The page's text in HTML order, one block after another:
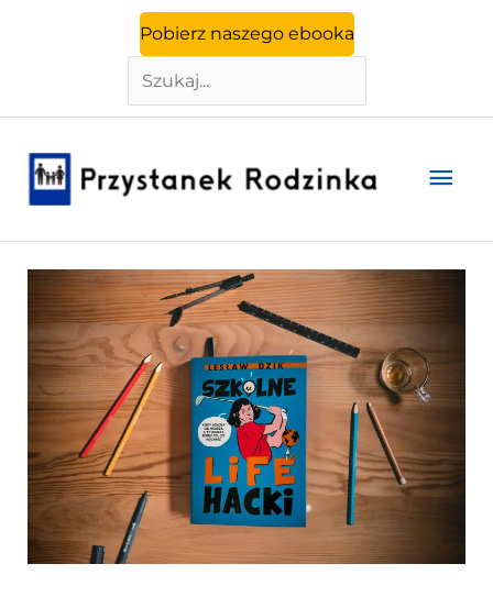
Pobierz naszego ebooka
Szukaj